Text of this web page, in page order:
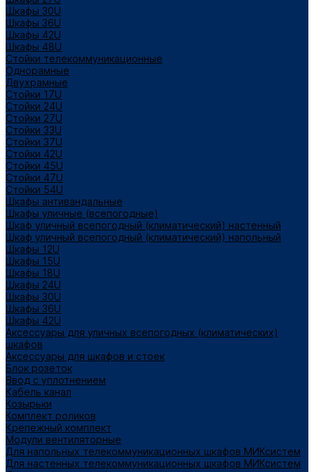
Шкафы 30U
Шкафы 36U
Шкафы 42U
Шкафы 48U
Стойки телекоммуникационные
Однорамные
Двухрамные
Стойки 17U
Стойки 24U
Стойки 27U
Стойки 33U
Стойки 37U
Стойки 42U
Стойки 45U
Стойки 47U
Стойки 54U
Шкафы антивандальные
Шкафы уличные (всепогодные)
Шкаф уличный всепогодный (климатический) настенный
Шкаф уличный всепогодный (климатический) напольный
Шкафы 12U
Шкафы 15U
Шкафы 18U
Шкафы 24U
Шкафы 30U
Шкафы 36U
Шкафы 42U
Аксессуары для уличных всепогодных (климатических)
шкафов
Аксессуары для шкафов и стоек
Блок розеток
Ввод с уплотнением
Кабель канал
Козырьки
Комплект роликов
Крепежный комплект
Модули вентиляторные
Для напольных телекоммуникационных шкафов МИКсистем
Для настенных телекоммуникационных шкафов МИКсистем